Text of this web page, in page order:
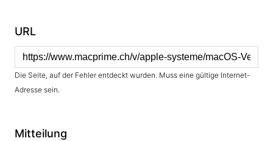
URL
Die Seite, auf der Fehler entdeckt wurden. Muss eine gültige Internet-
Adresse sein.
Mitteilung